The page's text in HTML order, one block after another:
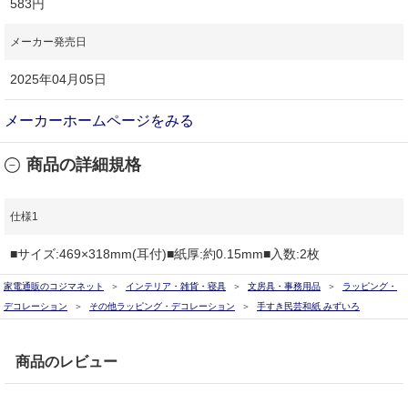
583円
メーカー発売日
2025年04月05日
メーカーホームページをみる
商品の詳細規格
仕様1
■サイズ:469×318mm(耳付)■紙厚:約0.15mm■入数:2枚
家電通販のコジマネット インテリア・雑貨・寝具 文房具・事務用品
ラッピング・
デコレーション
その他ラッピング・デコレーション 手すき民芸和紙 みずいろ
商品のレビュー